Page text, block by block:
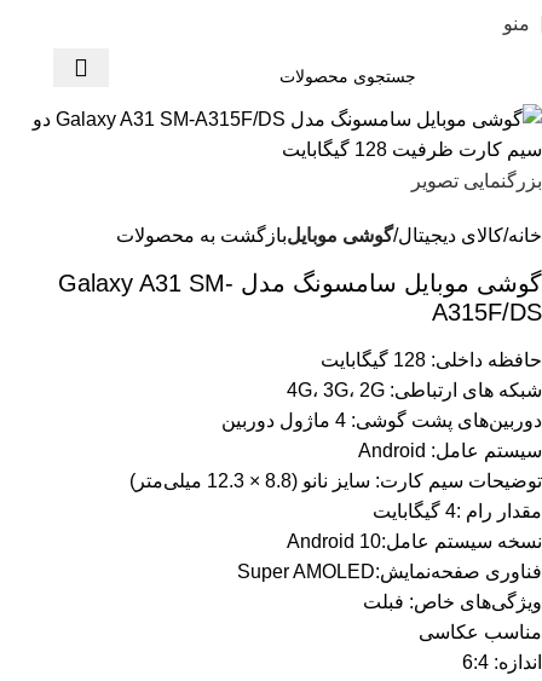
منو
بزرگنمایی تصویر
خانه کالای دیجیتال گوشی موبایلبازگشت به محصولات
گوشی موبایل سامسونگ مدل Galaxy A31 SM-
A315F/DS
حافظه داخلی: 128 گیگابایت
شبکه های ارتباطی: 4G، 3G، 2G
دوربین‌های پشت گوشی: 4 ماژول دوربین
سیستم عامل: Android
توضیحات سیم کارت: سایز نانو (8.8 × 12.3 میلی‌متر)
مقدار رام :4 گیگابایت
نسخه سیستم عامل:Android 10
فناوری صفحه‌نمایش:Super AMOLED
ویژگی‌های خاص: فبلت
مناسب عکاسی
اندازه: 6:4